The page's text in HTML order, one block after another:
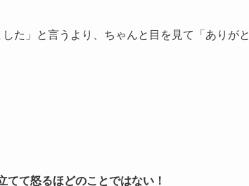
た」と言うより、ちゃんと目を見て「ありがと
て怒るほどのことではない！